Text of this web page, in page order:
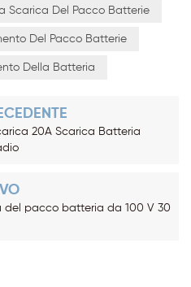
Scarica Del Pacco Batterie
Del Pacco Batterie
Della Batteria
20A Scarica Batteria
del pacco batteria da 100 V 30